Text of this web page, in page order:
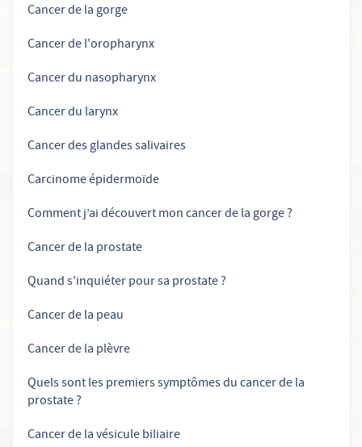
Cancer de la gorge
Cancer de l'oropharynx
Cancer du nasopharynx
Cancer du larynx
Cancer des glandes salivaires
Carcinome épidermoïde
Comment j’ai découvert mon cancer de la gorge ?
Cancer de la prostate
Quand s'inquiéter pour sa prostate ?
Cancer de la peau
Cancer de la plèvre
Quels sont les premiers symptômes du cancer de la
prostate ?
Cancer de la vésicule biliaire